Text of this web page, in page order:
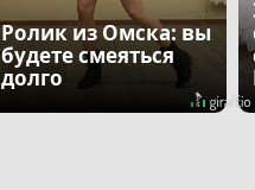
Ролик из Омска: вы
будете смеяться
долго